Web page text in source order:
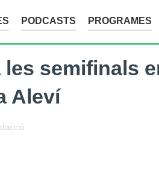
PODCASTS PROGRAMES
semifinals
Aleví